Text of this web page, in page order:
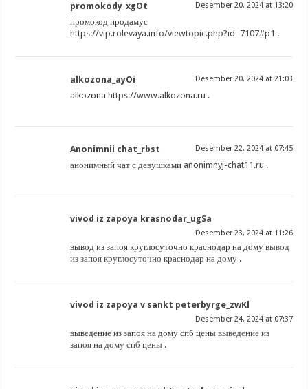
promokody_xgOt Desember 20, 2024 at 13:20
промокод продамус
https://vip.rolevaya.info/viewtopic.php?id=7107#p1 .
alkozona_ayOi Desember 20, 2024 at 21:03
alkozona https://www.alkozona.ru .
Anonimnii chat_rbst Desember 22, 2024 at 07:45
анонимный чат с девушками anonimnyj-chat11.ru .
vivod iz zapoya krasnodar_ugSa
Desember 23, 2024 at 11:26
вывод из запоя круглосуточно краснодар на домувывод
из запоя круглосуточно краснодар на дому .
vivod iz zapoya v sankt peterbyrge_zwKl
Desember 24, 2024 at 07:37
выведение из запоя на дому спб ценывыведение из
запоя на дому спб цены .